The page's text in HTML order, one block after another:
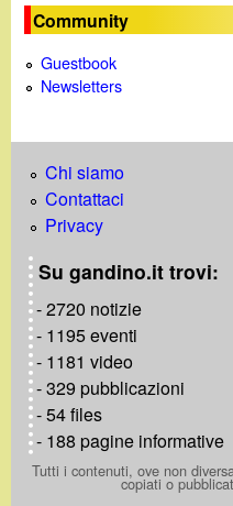
n
e
Community
Guestbook
Newsletters
Chi siamo
Contattaci
Privacy
Su gandino.it trovi:
- 2720 notizie
- 1195 eventi
- 1181 video
- 329 pubblicazioni
- 54 files
- 188 pagine informative
Tutti i contenuti, ove non
copiati o